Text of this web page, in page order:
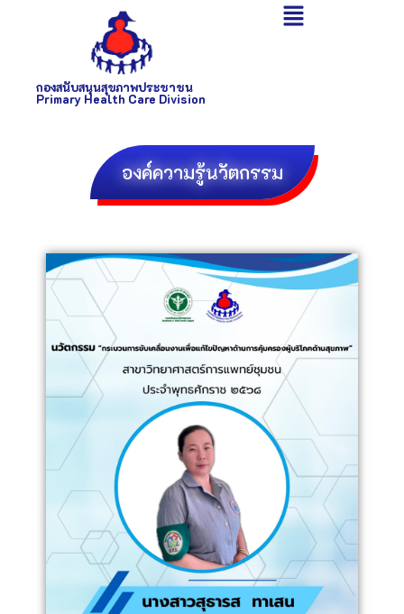
กองสนับสนุนสุขภาพประชาชน
Primary Health Care Division
องค์ความรู้นวัตกรรม